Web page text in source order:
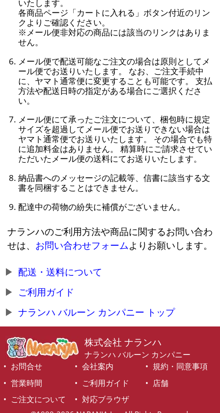
いたします。
各商品ページ「カートに入れる」ボタン付近のリン
クよりご確認ください。
※メール便非対応の商品には該当のリンクはありま
せん。
メール便で配送可能なご注文の場合は原則としてメ
ール便でお送りいたします。 なお、ご注文手続中
に、ヤマト通常便に変更することも可能です。 支払
方法や配送日時の指定がある場合にご選択くださ
い。
メール便にて承ったご注文について、梱包時に規定
サイズを超過してメール便でお送りできない場合は
ヤマト通常便でお送りいたします。 その場合でも特
に追加料金はありません。 精算時にご請求させてい
ただいたメール便の送料にてお送りいたします。
納品書へのメッセージの記載等、信書に該当する文
書を同梱することはできません。
配達中の荷物の紛失に補償がございません。
ナランハのご利用方法や商品に関するお問い合わ
せは、 お問い合わせフォームよりお願いします。
配送・送料について
ご利用ガイド
ナランハ バルーン カンパニー トップ
株式会社 ナランハ
ナランハ バルーン カンパニー
お問合せ
会社案内
規約・同意事項
営業時間
ご利用ガイド
店舗
ご注文について
対応ブラウザ